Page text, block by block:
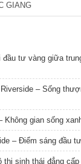
GIANG
tư vàng giữa
– Sống
Không gian sống
– Điểm sáng đầu
thị sinh thái đẳng